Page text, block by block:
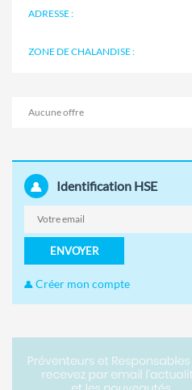
ADRESSE :
ZONE DE CHALANDISE :
Aucune offre
Identification HSE
ENVOYER
Créer mon compte